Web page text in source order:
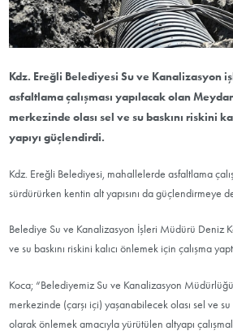
Kdz. Ereğli Belediyesi Su ve Kanalizasyon
asfaltlama çalışması yapılacak olan
merkezinde olası sel ve su baskını riskini
yapıyı güçlendirdi.
Kdz. Ereğli Belediyesi, mahallelerde asfaltlama
sürdürürken kentin alt yapısını da güçlendirmeye
Belediye Su ve Kanalizasyon İşleri Müdürü Deniz
ve su baskını riskini kalıcı önlemek için çalışma
Koca; “Belediyemiz Su ve Kanalizasyon
merkezinde (çarşı içi) yaşanabilecek olası sel ve su
olarak önlemek amacıyla yürütülen altyapı